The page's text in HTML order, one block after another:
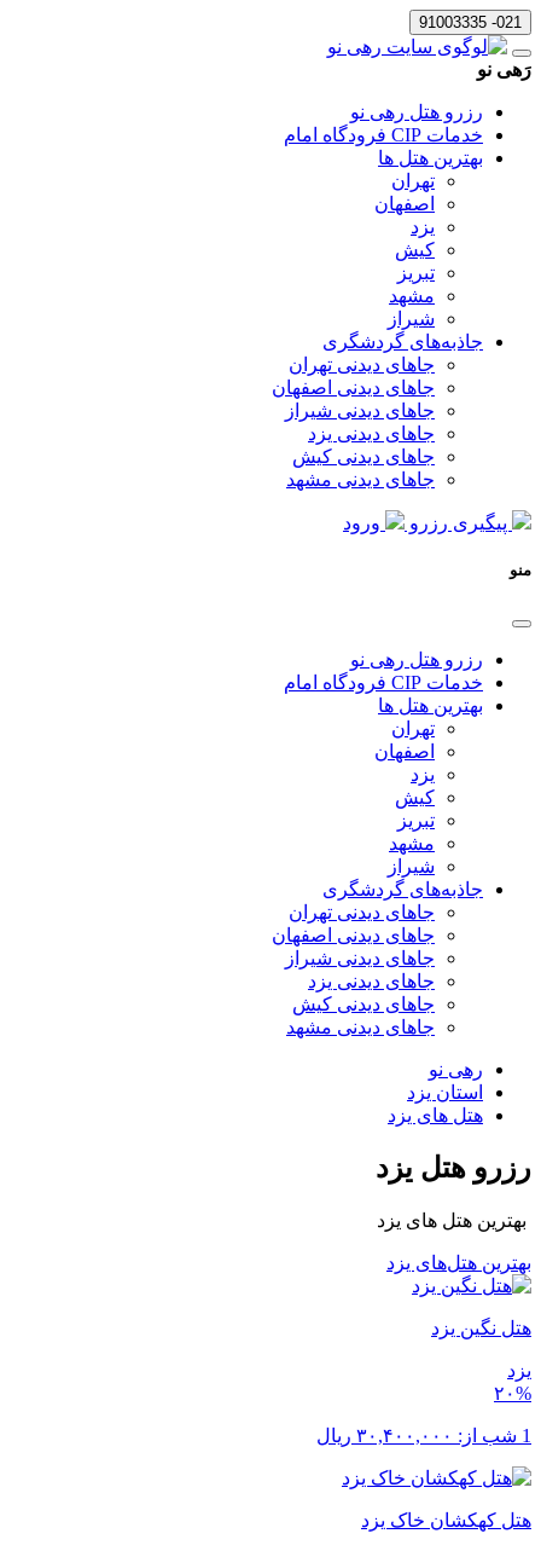
021- 91003335
رَهی نو
رزرو هتل رهی نو
خدمات CIP فرودگاه امام
بهترین هتل ها
تهران
اصفهان
یزد
کیش
تبریز
مشهد
شیراز
جاذبه‌های گردشگری
جاهای دیدنی تهران
جاهای دیدنی اصفهان
جاهای دیدنی شیراز
جاهای دیدنی یزد
جاهای دیدنی کیش
جاهای دیدنی مشهد
پیگیری رزرو ورود
منو
رزرو هتل رهی نو
خدمات CIP فرودگاه امام
بهترین هتل ها
تهران
اصفهان
یزد
کیش
تبریز
مشهد
شیراز
جاذبه‌های گردشگری
جاهای دیدنی تهران
جاهای دیدنی اصفهان
جاهای دیدنی شیراز
جاهای دیدنی یزد
جاهای دیدنی کیش
جاهای دیدنی مشهد
رهی نو
استان یزد
هتل های یزد
رزرو هتل یزد
بهترین هتل های یزد
بهترین هتل‌های یزد
هتل نگین یزد
یزد
۲۰%
1 شب از: ۳۰,۴۰۰,۰۰۰ ریال
هتل کهکشان خاک یزد